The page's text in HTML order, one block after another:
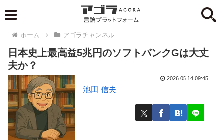
ホーム アゴラチャンネル
日本史上最高益5兆円のソフトバンクGは大丈
夫か？
池田 信夫
2026.05.14 09:45